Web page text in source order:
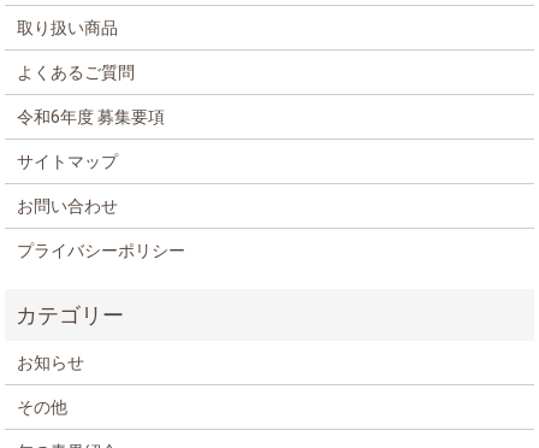
取り扱い商品
よくあるご質問
令和6年度 募集要項
サイトマップ
お問い合わせ
プライバシーポリシー
お知らせ
その他